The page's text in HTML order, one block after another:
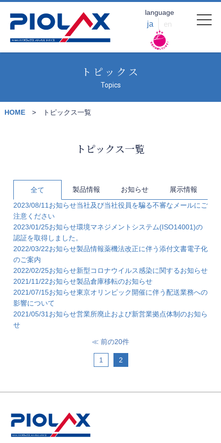
language
ja en
トピックス
Topics
HOME トピックス一覧
トピックス一覧
全て 製品情報 お知らせ
展示情報
2023/08/11お知らせ当社及び当社役員を騙る不審なメールにご
注意ください
2023/01/25お知らせ環境マネジメントシステム(ISO14001)の
認証を取得しました。
2022/03/22お知らせ製品情報薬機法改正に伴う添付文書電子化
のご案内
2022/02/25お知らせ新型コロナウイルス感染に関するお知らせ
2021/11/22お知らせ製品倉庫移転のお知らせ
2021/07/15お知らせ東京オリンピック開催に伴う配送業務への
影響について
2021/05/31お知らせ営業所廃止および新営業拠点体制のお知ら
せ
≪ 前の20件
1 2